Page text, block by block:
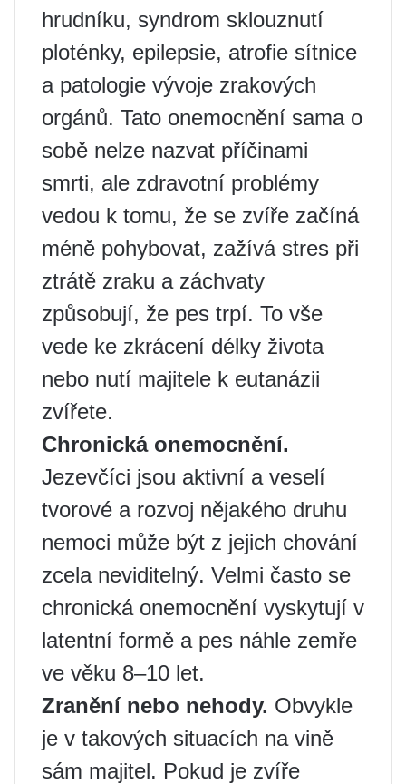
hrudníku, syndrom sklouznutí
ploténky, epilepsie, atrofie sítnice
a patologie vývoje zrakových
orgánů. Tato onemocnění sama o
sobě nelze nazvat příčinami
smrti, ale zdravotní problémy
vedou k tomu, že se zvíře začíná
méně pohybovat, zažívá stres při
ztrátě zraku a záchvaty
způsobují, že pes trpí. To vše
vede ke zkrácení délky života
nebo nutí majitele k eutanázii
zvířete.
Chronická onemocnění.
Jezevčíci jsou aktivní a veselí
tvorové a rozvoj nějakého druhu
nemoci může být z jejich chování
zcela neviditelný. Velmi často se
chronická onemocnění vyskytují v
latentní formě a pes náhle zemře
ve věku 8–10 let.
Zranění nebo nehody. Obvykle
je v takových situacích na vině
sám majitel. Pokud je zvíře